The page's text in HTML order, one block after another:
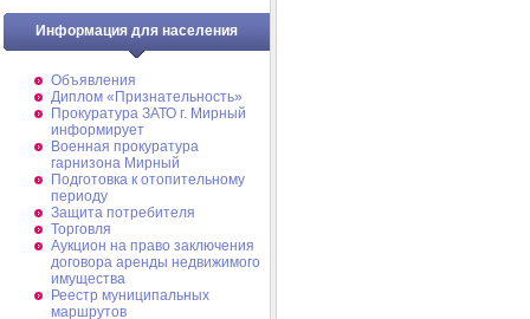
Информация для населения
Объявления
Диплом «Признательность»
Прокуратура ЗАТО г. Мирный
информирует
Военная прокуратура
гарнизона Мирный
Подготовка к отопительному
периоду
Защита потребителя
Торговля
Аукцион на право заключения
договора аренды недвижимого
имущества
Реестр муниципальных
маршрутов